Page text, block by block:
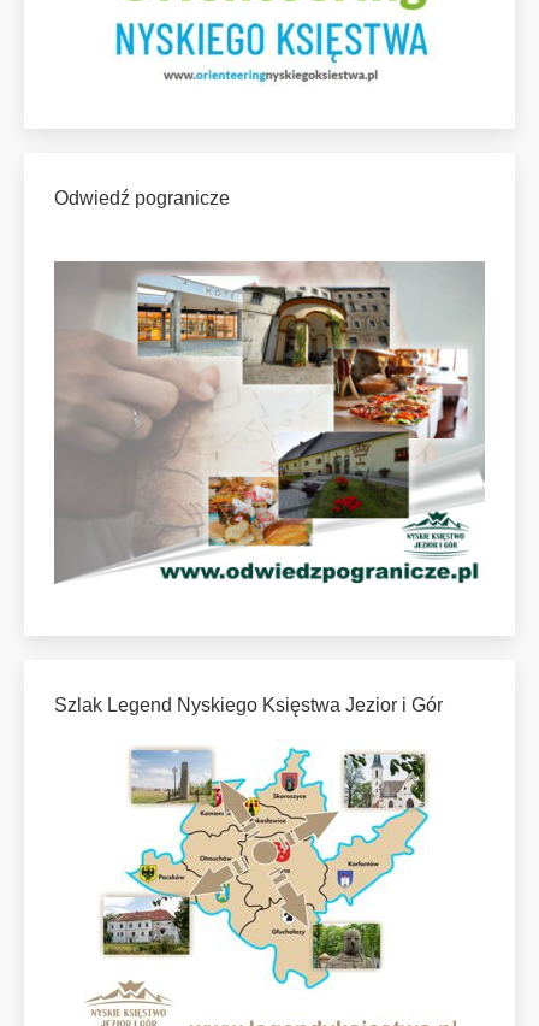
Odwiedź pogranicze
Szlak Legend Nyskiego Księstwa Jezior i Gór